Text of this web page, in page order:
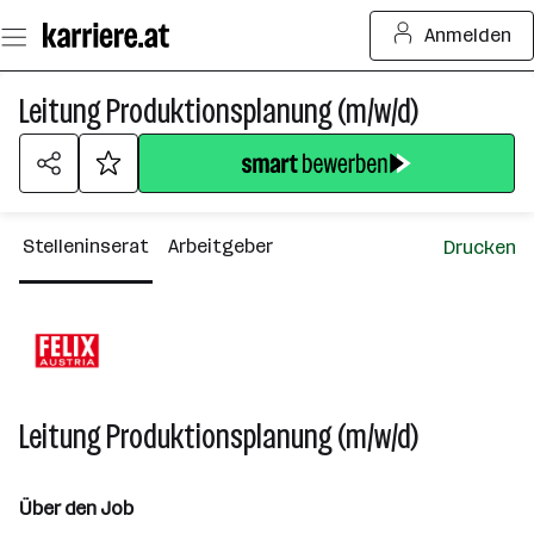
Seiteninhalt
springen
Anmelden
Leitung Produktionsplanung (m/w/d)
Stelleninserat Arbeitgeber Drucken
Leitung Produktionsplanung (m/w/d)
Über den Job